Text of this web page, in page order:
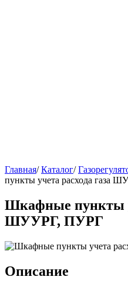
Главная/ Каталог/
пункты учета расхода газа
Шкафные пункты
ШУУРГ, ПУРГ
Описание